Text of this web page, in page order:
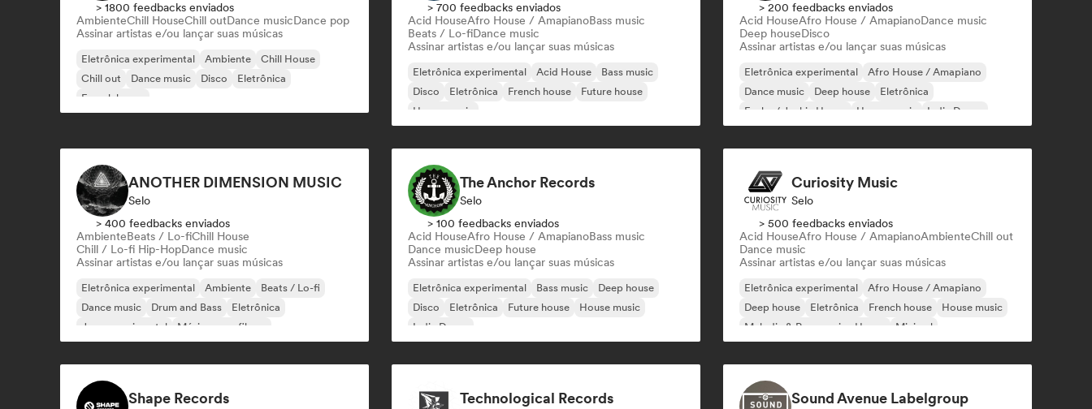
> 1800 feedbacks enviados
AmbienteChill HouseChill outDance musicDance pop
Assinar artistas e/ou lançar suas músicas
Eletrônica experimental Ambiente
Chill House
Chill out
Dance music Disco
Eletrônica
French house
> 700 feedbacks enviados
Acid HouseAfro House / AmapianoBass music
Beats / Lo-fiDance music
Assinar artistas e/ou lançar suas músicas
Eletrônica experimental Acid House
Bass music
Disco
Eletrônica French house
Future house
House music
> 200 feedbacks enviados
Acid HouseAfro House / AmapianoDance music
Deep houseDisco
Assinar artistas e/ou lançar suas músicas
Eletrônica experimental
Afro House / Amapiano
Dance music
Deep house
Eletrônica
Funky / Jackin House
House music Indie Dance
ANOTHER DIMENSION MUSIC
Selo
> 400 feedbacks enviados
AmbienteBeats / Lo-fiChill House
Chill / Lo-fi Hip-HopDance music
Assinar artistas e/ou lançar suas músicas
Eletrônica experimental Ambiente
Beats / Lo-fi
Dance music
Drum and Bass
Eletrônica
Jazz experimental
Música para filmes
The Anchor Records
Selo
> 100 feedbacks enviados
Acid HouseAfro House / AmapianoBass music
Dance musicDeep house
Assinar artistas e/ou lançar suas músicas
Eletrônica experimental Bass music
Deep house
Disco
Eletrônica Future house
House music
Indie Dance
Curiosity Music
Selo
> 500 feedbacks enviados
Acid HouseAfro House / AmapianoAmbienteChill out
Dance music
Assinar artistas e/ou lançar suas músicas
Eletrônica experimental
Afro House / Amapiano
Deep house
Eletrônica French house
House music
Melodic & Progressive House
Minimal
Shape Records Technological Records Sound Avenue Labelgroup